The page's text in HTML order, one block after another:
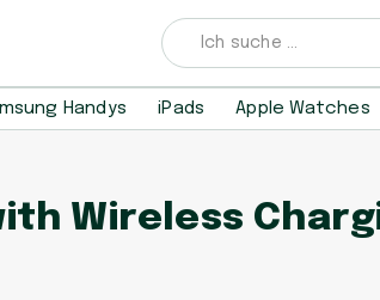
Handys iPads Apple Watches
Wireless